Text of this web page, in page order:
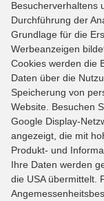
Besucherverhaltens
Durchführung der
Grundlage für die
Werbeanzeigen
Cookies werden die
Daten über die
Speicherung von
Website. Besuchen
Google Display-
angezeigt, die mit
Produkt- und
Ihre Daten werden
die USA übermittelt.